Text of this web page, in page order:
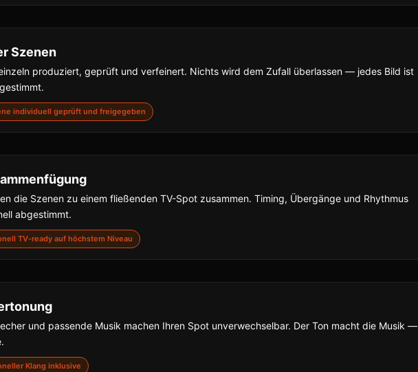
Szenen
produziert, geprüft und verfeinert. Nichts wird dem Zufall überlassen — jedes Bild ist
individuell geprüft und freigegeben
die Szenen zu einem fließenden TV-Spot zusammen. Timing, Übergänge und Rhythmus
abgestimmt.
TV-ready auf höchstem Niveau
und passende Musik machen Ihren Spot unverwechselbar. Der Ton macht die Musik —
Klang inklusive